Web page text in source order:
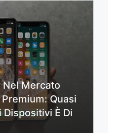
Nel Mercato
Quasi
Dispositivi È Di